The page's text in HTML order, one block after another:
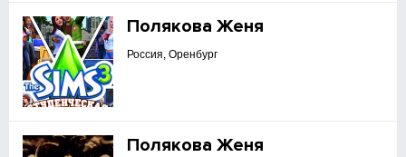
Полякова Женя
Россия, Оренбург
Полякова Женя